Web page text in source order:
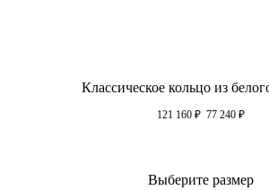
Классическое кольцо из
121 160 ₽ 77 240 ₽
Выберите размер